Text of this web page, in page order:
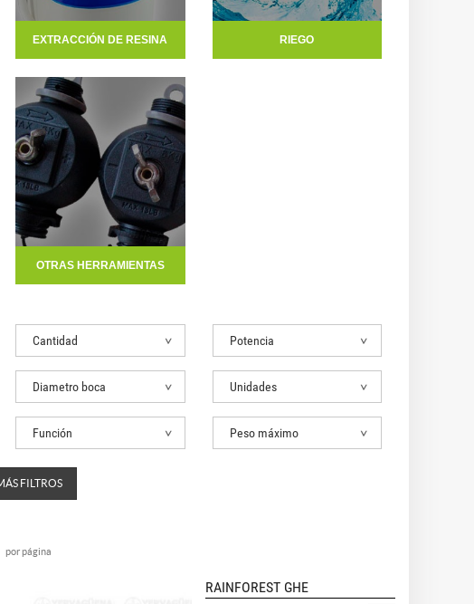
EXTRACCIÓN DE RESINA RIEGO
OTRAS HERRAMIENTAS
Cantidad Potencia
Diametro boca Unidades
Función Peso máximo
FILTROS
por página
RAINFOREST GHE